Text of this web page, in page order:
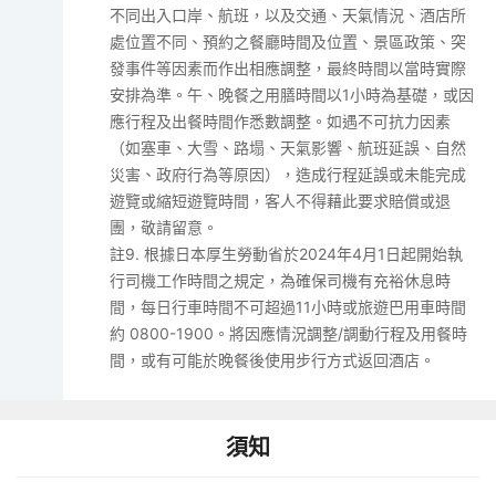
不同出入口岸、航班，以及交通、天氣情況、酒店所
處位置不同、預約之餐廳時間及位置、景區政策、突
發事件等因素而作出相應調整，最終時間以當時實際
安排為準。午、晚餐之用膳時間以1小時為基礎，或因
應行程及出餐時間作悉數調整。如遇不可抗力因素
（如塞車、大雪、路塌、天氣影響、航班延誤、自然
災害、政府行為等原因），造成行程延誤或未能完成
遊覽或縮短遊覽時間，客人不得藉此要求賠償或退
團，敬請留意。
註9. 根據日本厚生勞動省於2024年4月1日起開始執
行司機工作時間之規定，為確保司機有充裕休息時
間，每日行車時間不可超過11小時或旅遊巴用車時間
約 0800-1900。將因應情況調整/調動行程及用餐時
間，或有可能於晚餐後使用步行方式返回酒店。
須知